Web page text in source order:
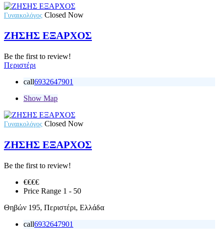
Γυναικολόγος Closed Now
ΖΗΣΗΣ ΕΞΑΡΧΟΣ
Be the first to review!
Περιστέρι
call6932647901
Show Map
Γυναικολόγος Closed Now
ΖΗΣΗΣ ΕΞΑΡΧΟΣ
Be the first to review!
€€€€
Price Range 1 - 50
Θηβών 195, Περιστέρι, Ελλάδα
call6932647901